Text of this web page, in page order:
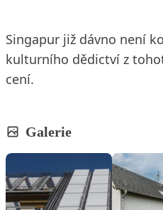
Singapur již dávno není
kulturního dědictví z
cení.
Galerie